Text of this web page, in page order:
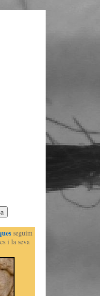
seguim
i la seva